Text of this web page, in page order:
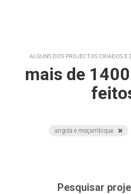
ALGUNS DOS PROJECTOS CRIADOS E
mais de
angola e moçambique
Pesquisar